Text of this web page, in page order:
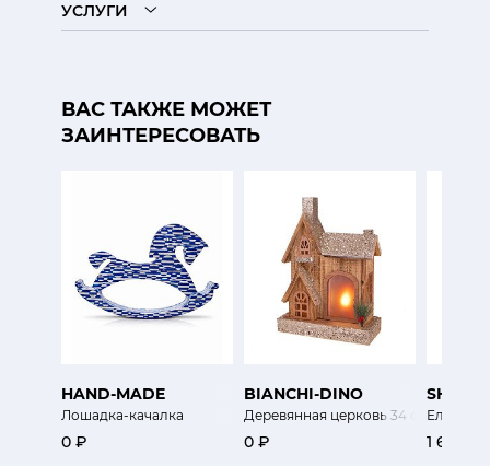
УСЛУГИ
ВАС ТАКЖЕ МОЖЕТ
ЗАИНТЕРЕСОВАТЬ
HAND-MADE
Лошадка-качалка
0 ₽
BIANCHI-DINO
Деревянная церковь 34 см
0 ₽
SHISHI
1 650 ₽